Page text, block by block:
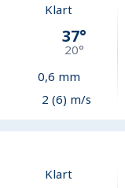
Klart
37°
20°
0,6 mm
2 (6) m/s
Klart